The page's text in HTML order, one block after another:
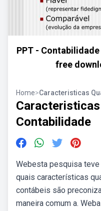
PPT -
free
Home>Caracteristicas
Contabilidade
Webesta pesquisa
quais características
contábeis são
maneira comum a.